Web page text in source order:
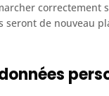
correctement
de nouveau